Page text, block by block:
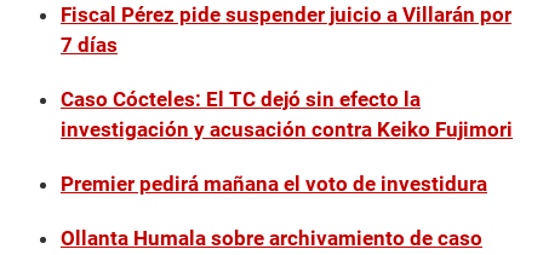
Fiscal Pérez pide suspender juicio a Villarán por
7 días
Caso Cócteles: El TC dejó sin efecto la
investigación y acusación contra Keiko Fujimori
Premier pedirá mañana el voto de investidura
Ollanta Humala sobre archivamiento de caso